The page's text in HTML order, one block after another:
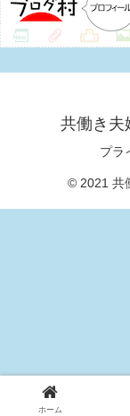
共働き夫
プラ
© 2021 共
ホーム